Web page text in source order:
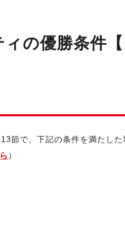
の優勝条件
節で、下記の条件を満たし
）